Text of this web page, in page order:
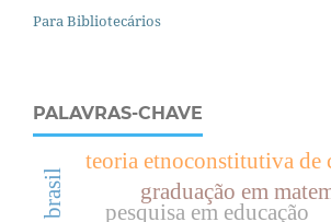
Para Bibliotecários
PALAVRAS-CHAVE
pesquisa em educação
graduação em
teoria etnoconstitutiva de